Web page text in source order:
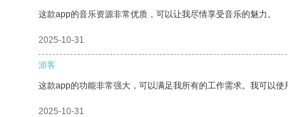
这款app的音乐资源非常优质，可以让我尽情享受音乐的魅力。
2025-10-31
游客
这款app的功能非常强大，可以满足我所有的工作需求。我可以使
2025-10-31